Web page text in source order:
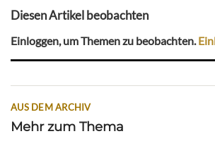
Diesen Artikel beobachten
Einloggen, um Themen zu beobachten.
AUS DEM ARCHIV
Mehr zum Thema